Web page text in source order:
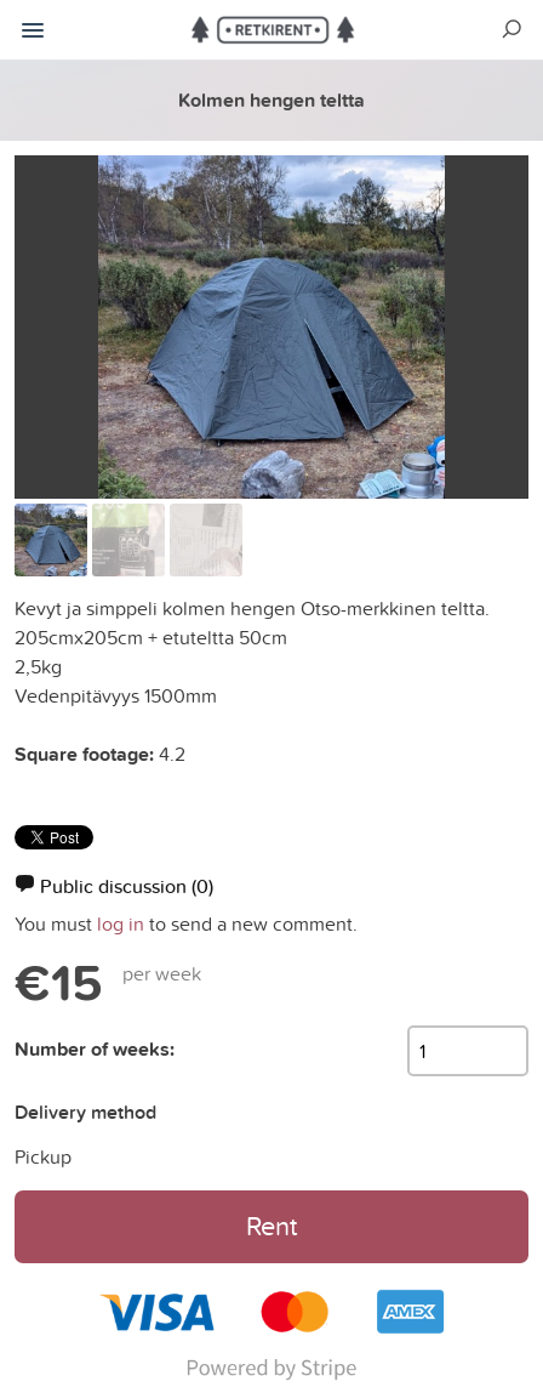
Kolmen hengen teltta
Kevyt ja simppeli kolmen hengen Otso-merkkinen teltta.
205cmx205cm + etuteltta 50cm
2,5kg
Vedenpitävyys 1500mm
Square footage:4.2
Public discussion (0)
You must log in to send a new comment.
€15 per week
Number of weeks:
Delivery method
Pickup
Rent